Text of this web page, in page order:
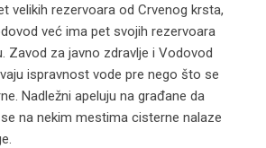
velikih rezervoara od Crvenog krsta,
već ima pet svojih rezervoara
Zavod za javno zdravlje i Vodovod
ispravnost vode pre nego što se
Nadležni apeluju na građane da
na nekim mestima cisterne nalaze